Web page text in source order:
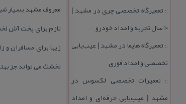
:: تعمیرگاه تخصصی چری در مشهد |
۱۰ سال تجربه و امداد خودرو
:: تعمیرگاه هایما در مشهد | عیب‌یابی
تخصصی و امداد فوری
:: تعمیرات تخصصی لكسوس در
مشهد | عیب‌یابی حرفه‌ای و امداد
معروف مشهد بسیار
لازم برای پخت آش
زیبا برای مسافران
لخشك می تواند جز